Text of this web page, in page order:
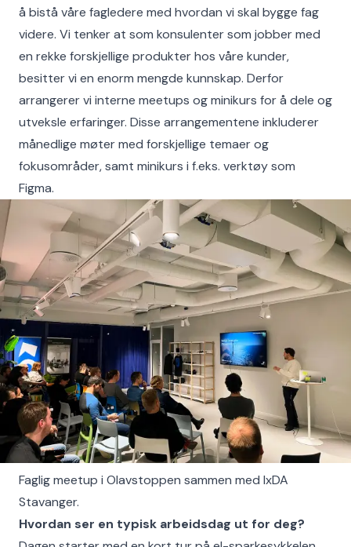
å bistå våre fagledere med hvordan vi skal bygge fag
videre. Vi tenker at som konsulenter som jobber med
en rekke forskjellige produkter hos våre kunder,
besitter vi en enorm mengde kunnskap. Derfor
arrangerer vi interne meetups og minikurs for å dele og
utveksle erfaringer. Disse arrangementene inkluderer
månedlige møter med forskjellige temaer og
fokusområder, samt minikurs i f.eks. verktøy som
Figma.
Faglig meetup i Olavstoppen sammen med IxDA
Stavanger.
Hvordan ser en typisk arbeidsdag ut for deg?